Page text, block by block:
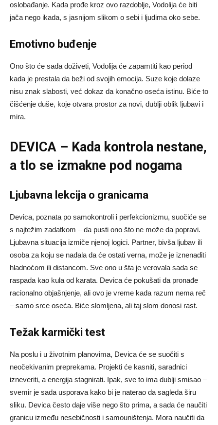
oslobađanje. Kada prođe kroz ovo razdoblje, Vodolija će biti
jača nego ikada, s jasnijom slikom o sebi i ljudima oko sebe.
Emotivno buđenje
Ono što će sada doživeti, Vodolija će zapamtiti kao period
kada je prestala da beži od svojih emocija. Suze koje dolaze
nisu znak slabosti, već dokaz da konačno oseća istinu. Biće to
čišćenje duše, koje otvara prostor za novi, dublji oblik ljubavi i
mira.
DEVICA – Kada kontrola nestane,
a tlo se izmakne pod nogama
Ljubavna lekcija o granicama
Devica, poznata po samokontroli i perfekcionizmu, suočiće se
s najtežim zadatkom – da pusti ono što ne može da popravi.
Ljubavna situacija izmiče njenoj logici. Partner, bivša ljubav ili
osoba za koju se nadala da će ostati verna, može je iznenaditi
hladnoćom ili distancom. Sve ono u šta je verovala sada se
raspada kao kula od karata. Devica će pokušati da pronađe
racionalno objašnjenje, ali ovo je vreme kada razum nema reč
– samo srce oseća. Biće slomljena, ali taj slom donosi rast.
Težak karmički test
Na poslu i u životnim planovima, Devica će se suočiti s
neočekivanim preprekama. Projekti će kasniti, saradnici
izneveriti, a energija stagnirati. Ipak, sve to ima dublji smisao –
svemir je sada usporava kako bi je naterao da sagleda širu
sliku. Devica često daje više nego što prima, a sada će naučiti
granicu između nesebičnosti i samouništenja. Mora naučiti da